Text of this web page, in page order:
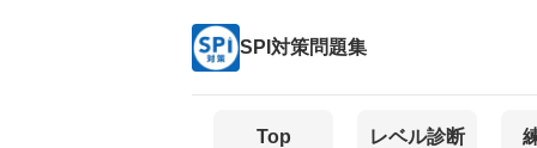
SPI対策問題集
Top レベル診断